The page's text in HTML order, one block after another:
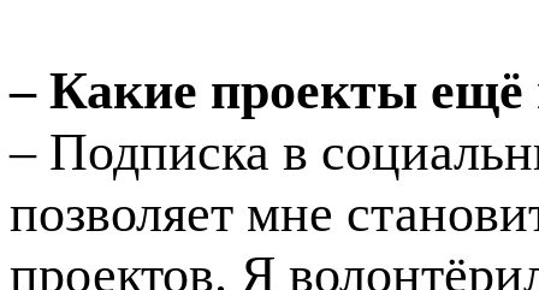
– Какие проекты
– Подписка в
позволяет мне
проектов. Я